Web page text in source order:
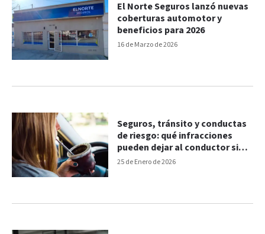
16 de Marzo de 2026
El Norte Seguros lanzó nuevas
coberturas automotor y
beneficios para 2026
25 de Enero de 2026
Seguros, tránsito y conductas
de riesgo: qué infracciones
pueden dejar al conductor sin
cobertura